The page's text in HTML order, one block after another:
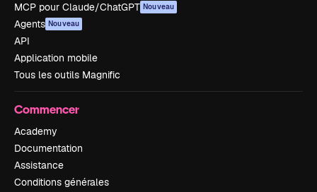
MCP pour Claude/ChatGPT Nouveau
Agents Nouveau
API
Application mobile
Tous les outils Magnific
Commencer
Academy
Documentation
Assistance
Conditions générales